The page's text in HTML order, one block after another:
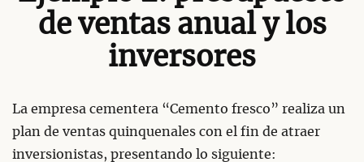
de ventas anual y los
inversores
La empresa cementera “Cemento fresco” realiza un
plan de ventas quinquenales con el fin de atraer
inversionistas, presentando lo siguiente: